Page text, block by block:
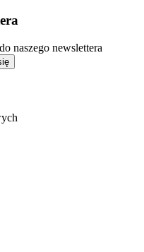
naszego newslettera